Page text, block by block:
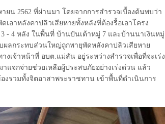
ายน 2562 ที่ผ่านมา โดยจากการสำรวจเบื้องต้นพบว่า
าหลังคาปลิวเสียหายทั้งหลังที่ต้องรื้อเอาโครง
3 - 4 หลัง ในพื้นที่ บ้านปันเต้าหมู่ 7 และบ้านนาเงินหมู่
ผลกระทบส่วนใหญ่ถูกพายุพัดหลังคาปลิวเสียหาย
างเจ้าหน้าที่ อบต.แม่สัน อยู่ระหว่างสำรวจเพื่อที่จะเร่ง
แจกจ่ายช่วยเหลือผู้ประสบภัยอย่างเร่งด่วน แล้ว
งรวมทั้งจิตอาสาพระราชทาน เข้าพื้นที่ดำเนินการ